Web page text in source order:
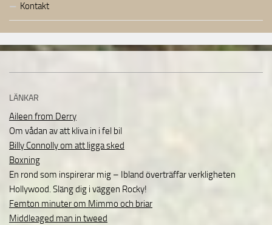
Kontakt
LÄNKAR
Aileen from Derry
Om vådan av att kliva in i fel bil
Billy Connolly om att ligga sked
Boxning
En rond som inspirerar mig – Ibland överträffar verkligheten
Hollywood. Släng dig i väggen Rocky!
Femton minuter om Mimmo och briar
Middleaged man in tweed